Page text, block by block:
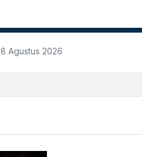
8 Agustus 2026